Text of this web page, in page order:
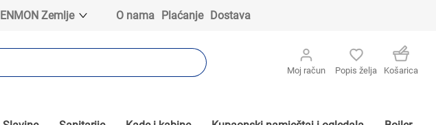
ENMON Zemlje
ENMON BIH
ENMON MKD
O nama Plaćanje Dostava
Moj račun Popis želja Košarica